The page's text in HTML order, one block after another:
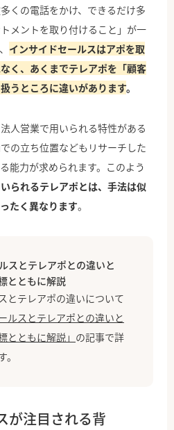
くの電話をかけ、できるだけ多
メントを取り付けること」が一
インサイドセールスはアポを取
く、あくまでテレアポを「顧客
うところに違いがあります。
人営業で用いられる特性がある
の立ち位置などもリサーチした
能力が求められます。このよう
られるテレアポとは、手法は似
たく異なります。
スとテレアポとの違いと
とともに解説
とテレアポの違いについて
ルスとテレアポとの違いと
とともに解説」 の記事で詳
が注目される背